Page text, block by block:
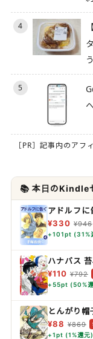
4
5
へ
［PR］記事内のア
📚 本日のKindle
アドルフに
¥330 ¥946
+101pt (31%
ハナバス
¥110 ¥792
+55pt (50%
とんがり帽
¥88 ¥869
+1pt (1%還元)